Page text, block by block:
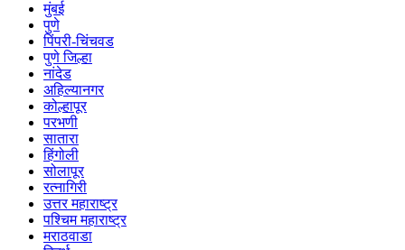
मुंबई
पुणे
पिंपरी-चिंचवड
पुणे जिल्हा
नांदेड
अहिल्यानगर
कोल्हापूर
परभणी
सातारा
हिंगोली
सोलापूर
रत्नागिरी
उत्तर महाराष्ट्र
पश्चिम महाराष्ट्र
मराठवाडा